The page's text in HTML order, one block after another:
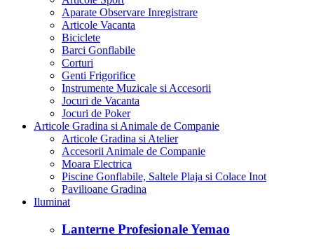
Aparate Observare Inregistrare
Articole Vacanta
Biciclete
Barci Gonflabile
Corturi
Genti Frigorifice
Instrumente Muzicale si Accesorii
Jocuri de Vacanta
Jocuri de Poker
Articole Gradina si Animale de Companie
Articole Gradina si Atelier
Accesorii Animale de Companie
Moara Electrica
Piscine Gonflabile, Saltele Plaja si Colace Inot
Pavilioane Gradina
Iluminat
Lanterne Profesionale Yemao